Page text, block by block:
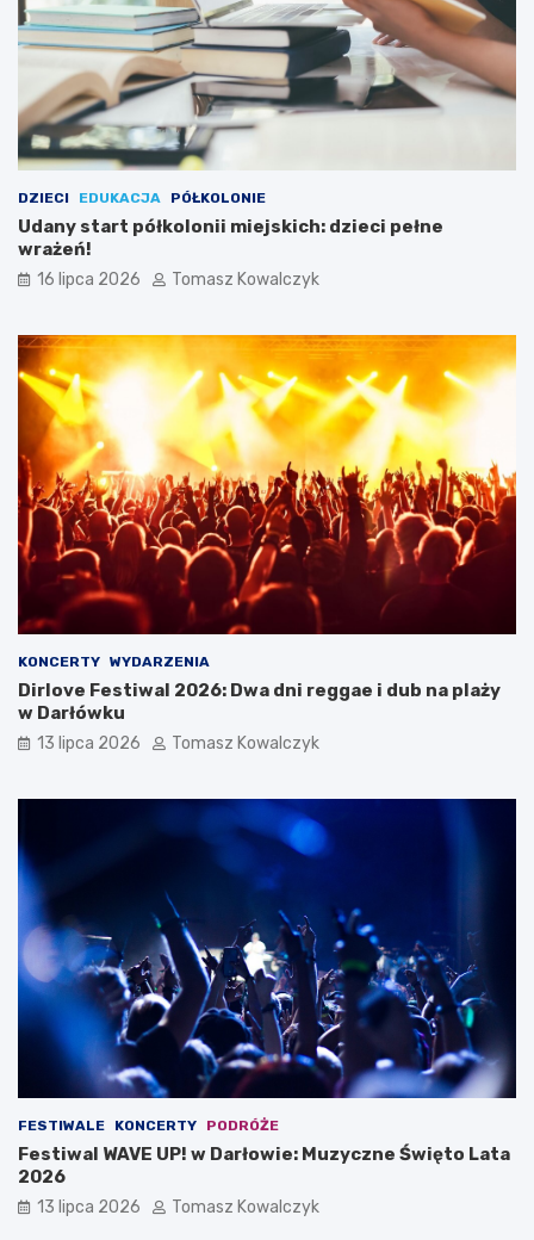
DZIECI EDUKACJA PÓŁKOLONIE
Udany start półkolonii miejskich: dzieci pełne
wrażeń!
16 lipca 2026 Tomasz Kowalczyk
KONCERTY WYDARZENIA
Dirlove Festiwal 2026: Dwa dni reggae i dub na plaży
w Darłówku
13 lipca 2026 Tomasz Kowalczyk
FESTIWALE KONCERTY PODRÓŻE
Festiwal WAVE UP! w Darłowie: Muzyczne Święto Lata
2026
13 lipca 2026 Tomasz Kowalczyk